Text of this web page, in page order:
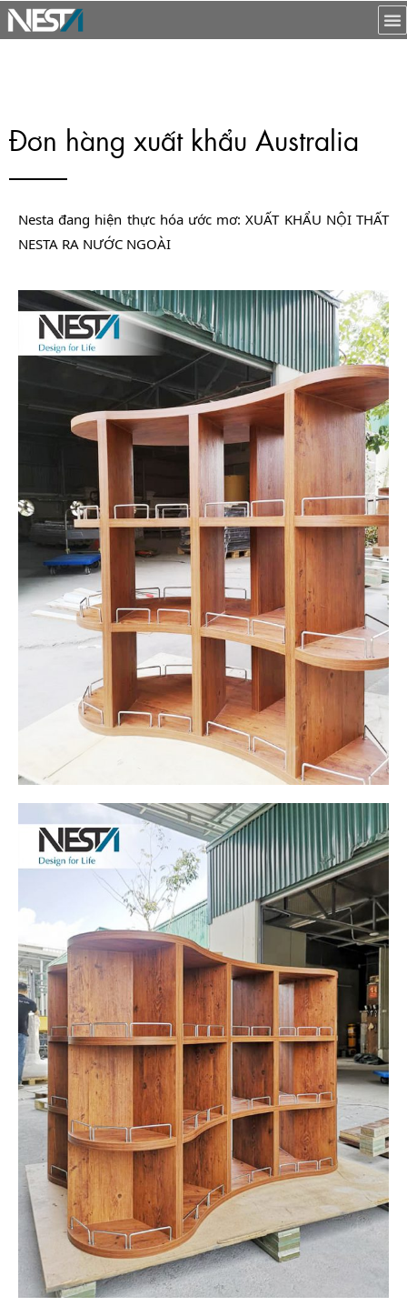
Đơn hàng xuất khẩu Australia
Nesta đang hiện thực hóa ước mơ: XUẤT KHẨU NỘI THẤT
NESTA RA NƯỚC NGOÀI